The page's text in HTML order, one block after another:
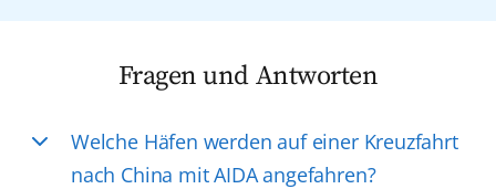
Fragen und Antworten
Welche Häfen werden auf einer Kreuzfahrt
nach China mit AIDA angefahren?